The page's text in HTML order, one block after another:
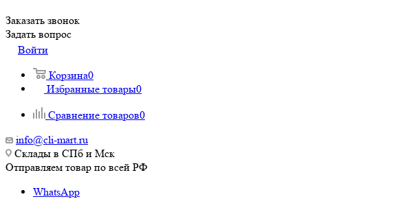
Заказать звонок
Задать вопрос
Войти
Корзина0
Избранные товары0
Сравнение товаров0
info@cli-mart.ru
Склады в СПб и Мск
Отправляем товар по всей РФ
WhatsApp